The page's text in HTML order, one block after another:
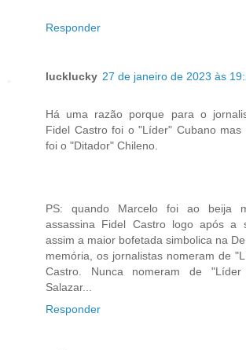
Responder
lucklucky 27 de janeiro de 2023 às
Há uma razão porque para o
Fidel Castro foi o "Líder" Cubano mas
foi o "Ditador" Chileno.
PS: quando Marcelo foi ao beija
assassina Fidel Castro logo após a
assim a maior bofetada simbolica na
memória, os jornalistas nomeram de
Castro. Nunca nomeram de "Líder
Salazar...
Responder